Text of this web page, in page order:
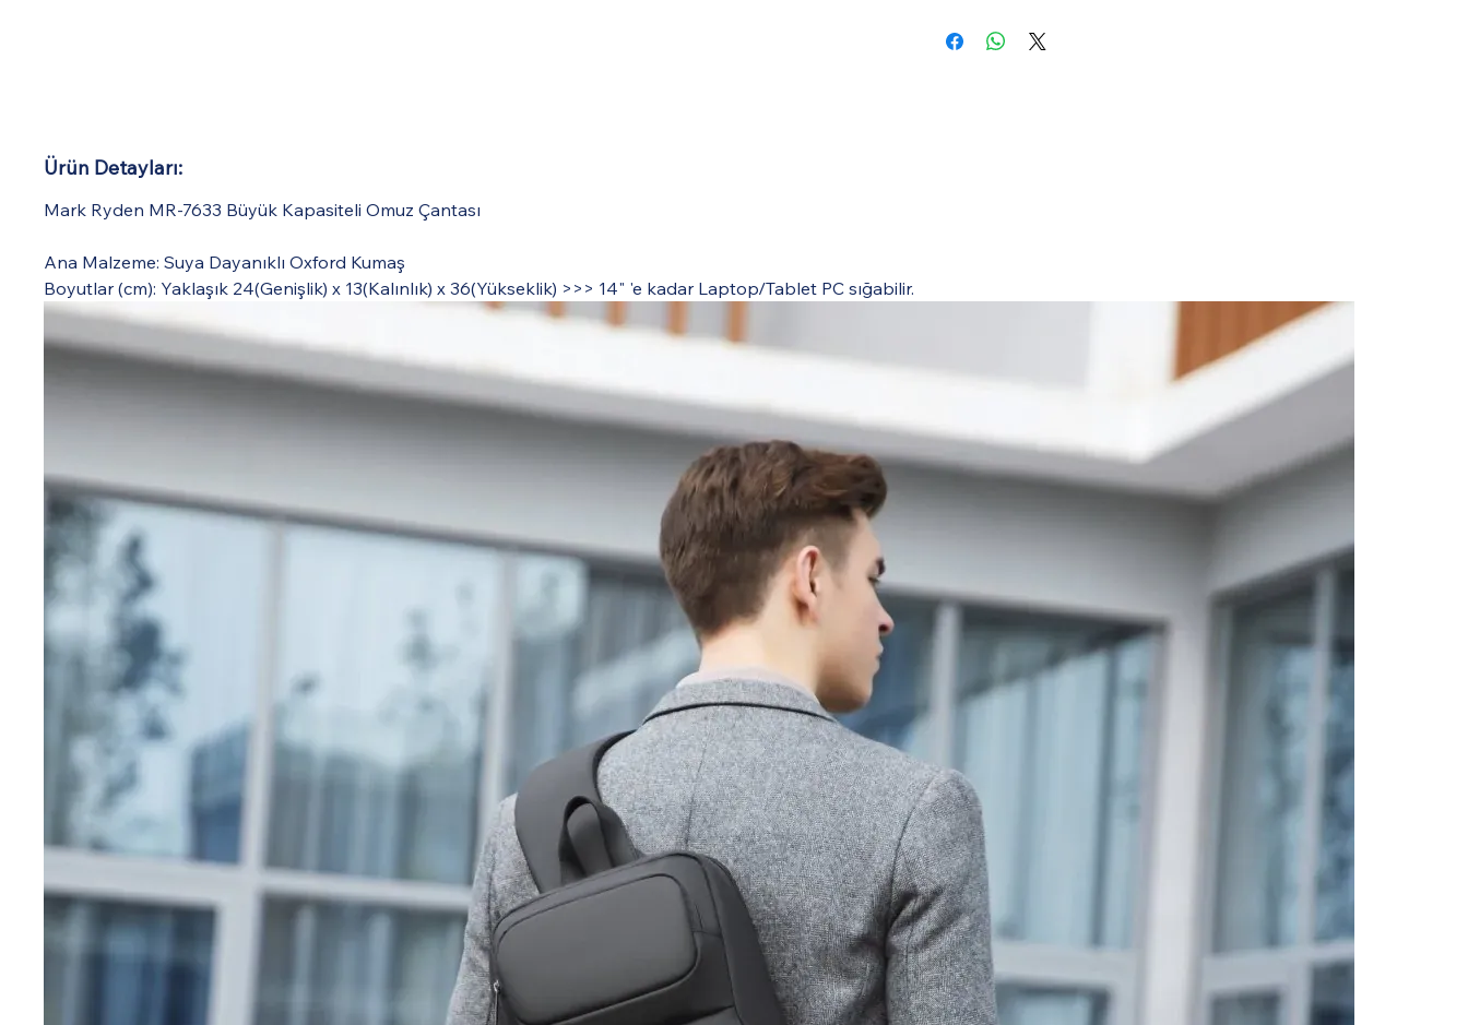
Ürün Detayları:
Mark Ryden MR-7633 Büyük Kapasiteli Omuz Çantası
Ana Malzeme: Suya Dayanıklı Oxford Kumaş
Boyutlar (cm): Yaklaşık 24(Genişlik) x 13(Kalınlık) x 36(Yükseklik) >>> 14" 'e kadar Laptop/Tablet PC sığabilir.